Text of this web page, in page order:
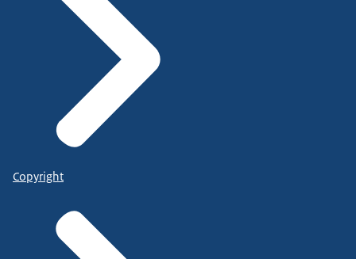
Copyright